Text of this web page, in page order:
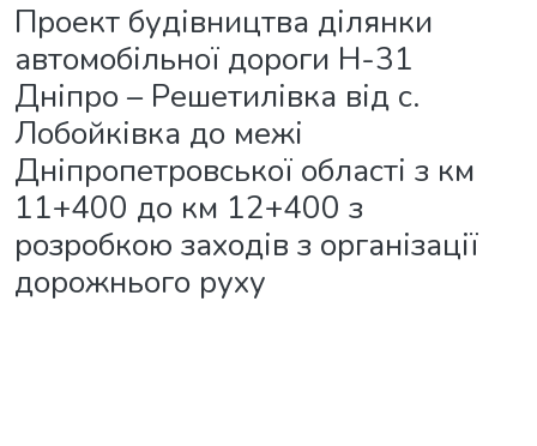
Проект будівництва ділянки
автомобільної дороги Н-31
Дніпро – Решетилівка від с.
Лобойківка до межі
Дніпропетровської області з км
11+400 до км 12+400 з
розробкою заходів з організації
дорожнього руху